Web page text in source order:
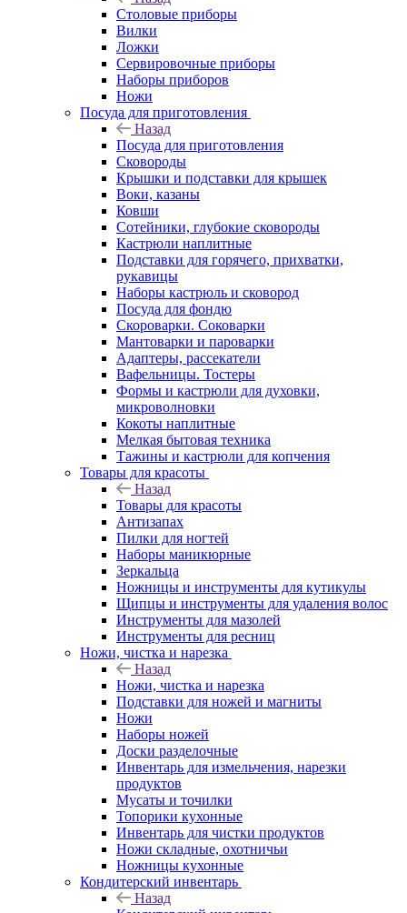
Столовые приборы
Вилки
Ложки
Сервировочные приборы
Наборы приборов
Ножи
Посуда для приготовления
Назад
Посуда для приготовления
Сковороды
Крышки и подставки для крышек
Воки, казаны
Ковши
Сотейники, глубокие сковороды
Кастрюли наплитные
Подставки для горячего, прихватки,
рукавицы
Наборы кастрюль и сковород
Посуда для фондю
Скороварки. Соковарки
Мантоварки и пароварки
Адаптеры, рассекатели
Вафельницы. Тостеры
Формы и кастрюли для духовки,
микроволновки
Кокоты наплитные
Мелкая бытовая техника
Тажины и кастрюли для копчения
Товары для красоты
Назад
Товары для красоты
Антизапах
Пилки для ногтей
Наборы маникюрные
Зеркальца
Ножницы и инструменты для кутикулы
Щипцы и инструменты для удаления волос
Инструменты для мазолей
Инструменты для ресниц
Ножи, чистка и нарезка
Назад
Ножи, чистка и нарезка
Подставки для ножей и магниты
Ножи
Наборы ножей
Доски разделочные
Инвентарь для измельчения, нарезки
продуктов
Мусаты и точилки
Топорики кухонные
Инвентарь для чистки продуктов
Ножи складные, охотничьи
Ножницы кухонные
Кондитерский инвентарь
Назад